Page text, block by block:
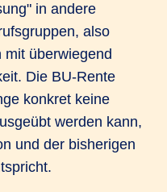
in andere
also
überwiegend
Die BU-Rente
konkret keine
werden kann,
und der bisherigen